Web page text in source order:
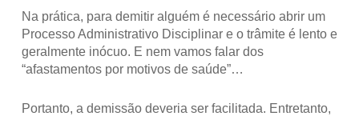
Na prática, para demitir alguém é necessário abrir um
Processo Administrativo Disciplinar e o trâmite é lento e
geralmente inócuo. E nem vamos falar dos
“afastamentos por motivos de saúde”…
Portanto, a demissão deveria ser facilitada. Entretanto,